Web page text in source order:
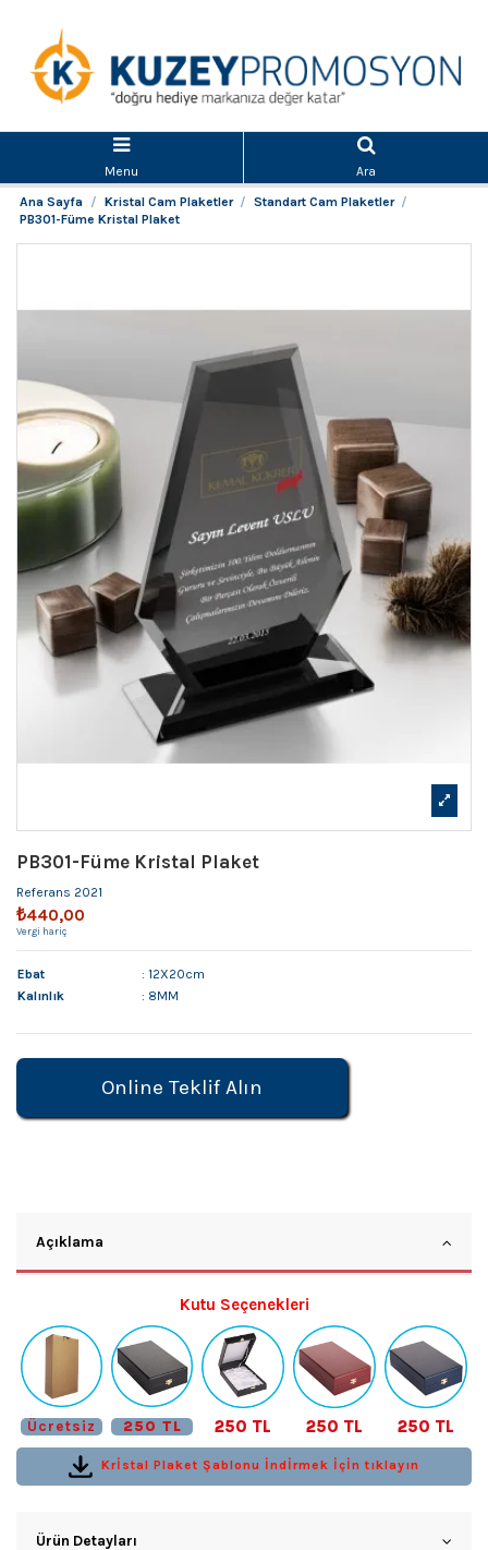
Menu
Ara
Ana Sayfa
Kristal Cam Plaketler
Standart Cam Plaketler
PB301-Füme Kristal Plaket
PB301-Füme Kristal Plaket
Referans 2021
₺440,00
Vergi hariç
Ebat
: 12X20cm
Kalınlık
: 8MM
Online Teklif Alın
Açıklama
Kutu Seçenekleri
Ücretsiz 250 TL 250 TL 250 TL 250 TL
Krİstal Plaket Şablonu İndİrmek İçİn tıklayın
Ürün Detayları